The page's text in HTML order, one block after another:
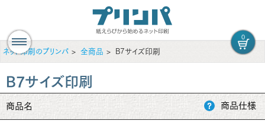
0
ネット印刷のプリンパ 全商品 B7サイズ印刷
B7サイズ印刷
商品名 商品仕様